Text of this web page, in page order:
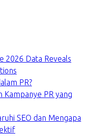
2026 Data Reveals
PR?
PR yang
SEO dan Mengapa